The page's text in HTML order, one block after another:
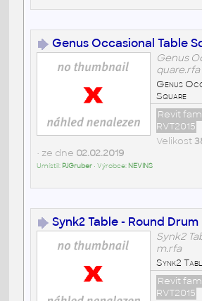
Genus Occasional Table
Genus
quare.rfa
Genus
Square
Revit
RVT2015
Velikost
• ze dne 02.02.2019
Umístil: PJGruber• Výrobce: NEVINS
Synk2 Table - Round Drum
Synk2
m.rfa
Synk2
Revit
RVT2015